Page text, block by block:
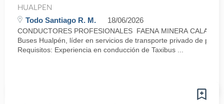
HUALPEN
Todo Santiago R. M. 18/06/2026
CONDUCTORES PROFESIONALES FAENA MINERA CALAMA
Buses Hualpén, líder en servicios de transporte privado de
Requisitos: Experiencia en conducción de Taxibus ...